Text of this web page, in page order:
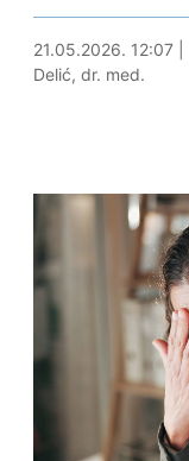
21.05.2026. 12:21
21.05.2026. 12:07|
Delić, dr. med.